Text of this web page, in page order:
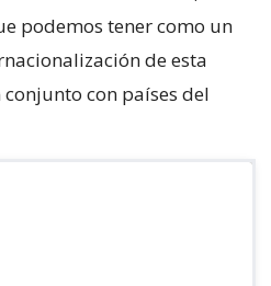
podemos tener como un
de esta
con países del